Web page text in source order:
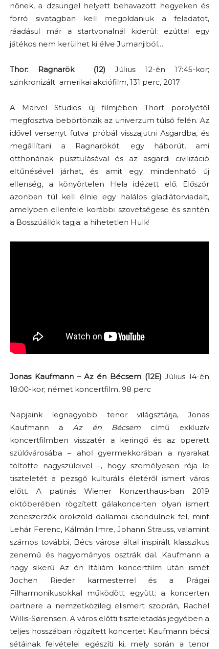
nőnek, a dzsungel helyett behavazott hegyeken és
forró sivatagban kell megoldaniuk a feladatot,
ráadásul már a startvonalnál kiderül: ezúttal egy
játékos nem kerülhet ki élve Jumanjiból…
Thor: Ragnarök (12) Július 12-én 17:45-kor;
szinkronizált amerikai akciófilm, 131 perc, 2017
A Marvel Studios új filmjében Thort pörölyétől
megfosztva bebörtönzik az univerzum túlsó felén. Az
idővel versenyt futva próbál visszajutni Asgardba, és
megállítani a Ragnarököt; egy háborút, ami
otthonának pusztulásával és az asgardi civilizáció
eltűnésével járhat, és amit egy mindenható új
ellenség, a könyörtelen Hela idézett elő. Először
azonban túl kell élnie egy halálos gladiátorviadalt,
amelyben ellenfele korábbi szövetségese és szintén
a Bosszúállók tagja: a hihetetlen Hulk!
Jonas Kaufmann – Az én Bécsem (12E) Július 14-én
18:00-kor; német koncertfilm, 98 perc
Napjaink legnagyobb tenor világsztárja, Jonas
Kaufmann aAz én Bécsemcímű exkluzív
koncertfilmben visszatér a keringő és az operett
szülővárosába – ahol gyermekkorában a nyarakat
töltötte nagyszüleivel –, hogy személyesen rója le
tiszteletét a pezsgő kulturális életéről ismert város
előtt. A patinás Wiener Konzerthaus-ban 2019
októberében rögzített gálakoncerten olyan ismert
zeneszerzők örökzöld dallamai csendülnek fel, mint
Lehár Ferenc, Kálmán Imre, Johann Strauss, valamint
számos további, Bécs városa által inspirált klasszikus
zenemű és hagyományos osztrák dal. Kaufmann a
nagy sikerű Az én Itáliám koncertfilm után ismét
Jochen Rieder karmesterrel és a Prágai
Filharmonikusokkal működött együtt; a koncerten
partnere a nemzetközileg elismert szoprán, Rachel
Willis-Sørensen. A város előtti tiszteletadás jegyében a
teljes hosszában rögzített koncertet Kaufmann bécsi
sétáinak felvételei egészíti ki, mely során a tenor